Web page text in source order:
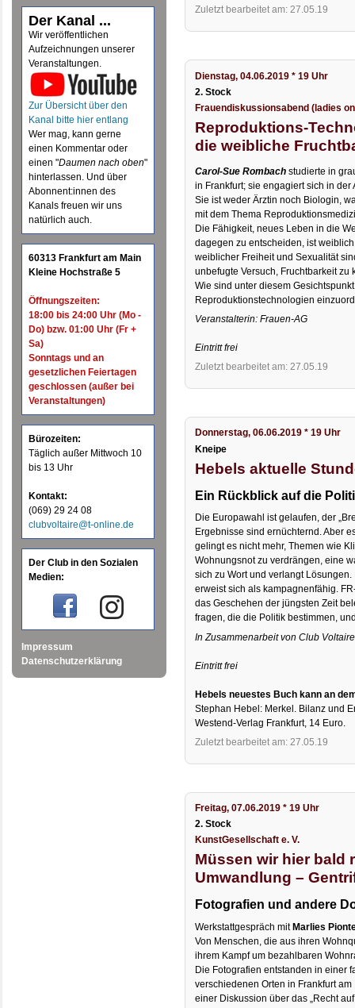
Der Kanal ...
Wir veröffentlichen
Aufzeichnungen unserer
Veranstaltungen.
Zur Übersicht über den
Kanal bitte hier entlang
Wer mag, kann gerne
einen Kommentar oder
einen "Daumen nach oben"
hinterlassen. Und über
Abonnent:innen des
Kanals freuen wir uns
natürlich auch.
60313 Frankfurt am Main
Kleine Hochstraße 5
Öffnungszeiten:
18:00 bis 24:00 Uhr (Mo -
Do) bzw. 01:00 Uhr (Fr +
Sa)
Sonntags und an
gesetzlichen Feiertagen
geschlossen (außer bei
Veranstaltungen)
Bürozeiten:
Täglich außer Mittwoch 10
bis 13 Uhr
Kontakt:
(069) 29 24 08
clubvoltaire@t-online.de
Der Club in den Sozialen
Medien:
Impressum
Datenschutzerklärung
Zuletzt bearbeitet am: 27.05.19
Dienstag, 04.06.2019 * 19 Uhr
2. Stock
Frauendiskussionsabend (ladies
Reproduktions-
die weibliche
Carol-Sue Rombach studierte in
in Frankfurt; sie engagiert sich in
Sie ist weder Ärztin noch Biologin,
mit dem Thema
Die Fähigkeit, neues Leben in die
dagegen zu entscheiden, ist
weiblicher Freiheit und Sexualität
unbefugte Versuch, Fruchtbarkeit zu
Wie sind unter diesem
Reproduktionstechnologien
Veranstalterin: Frauen-AG
Eintritt frei
Zuletzt bearbeitet am: 27.05.19
Donnerstag, 06.06.2019 * 19 Uhr
Kneipe
Hebels aktuelle
Ein Rückblick auf die
Die Europawahl ist gelaufen, der
Ergebnisse sind ernüchternd. Aber
gelingt es nicht mehr, Themen wie
Wohnungsnot zu verdrängen, eine
sich zu Wort und verlangt
erweist sich als kampagnenfähig.
das Geschehen der jüngsten Zeit
fragen, die die Politik bestimmen,
In Zusammenarbeit von Club
Eintritt frei
Hebels neuestes Buch kann an
Stephan Hebel: Merkel. Bilanz und
Westend-Verlag Frankfurt, 14 Euro.
Zuletzt bearbeitet am: 27.05.19
Freitag, 07.06.2019 * 19 Uhr
2. Stock
KunstGesellschaft e. V.
Müssen wir hier bald
Umwandlung –
Fotografien und andere
Werkstattgespräch mit Marlies
Von Menschen, die aus ihren
ihrem Kampf um bezahlbaren
Die Fotografien entstanden in einer
verschiedenen Orten in Frankfurt
einer Diskussion über das „Recht